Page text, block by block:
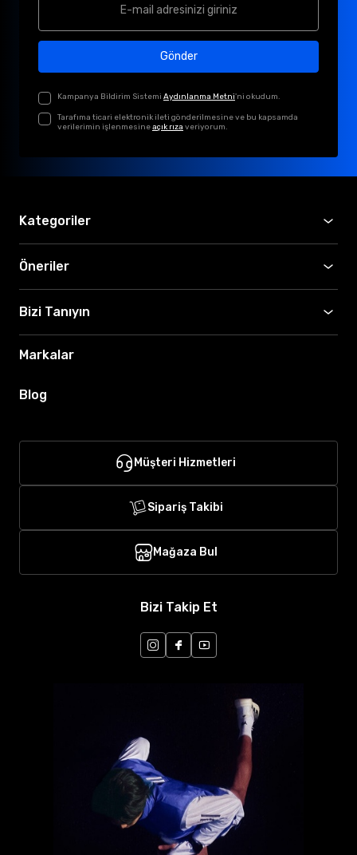
Gönder
Kampanya Bildirim Sistemi Aydınlanma Metni'ni okudum.
Tarafıma ticari elektronik ileti gönderilmesine ve bu kapsamda
verilerimin işlenmesineaçık rıza veriyorum.
Kategoriler
Öneriler
Bizi Tanıyın
Markalar
Blog
Müşteri Hizmetleri
Sipariş Takibi
Mağaza Bul
Bizi Takip Et